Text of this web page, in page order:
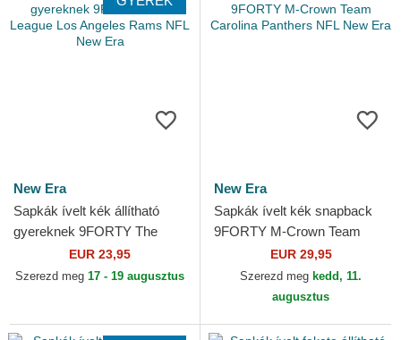
New Era
Sapkák ívelt kék állítható
gyereknek 9FORTY The
League Los Angeles Rams
NFL New Era
EUR 23,95
Szerezd meg 17 - 19 augusztus
New Era
Sapkák ívelt kék snapback
9FORTY M-Crown Team
Carolina Panthers NFL New
EUR 29,95
Szerezd meg kedd, 11.
augusztus